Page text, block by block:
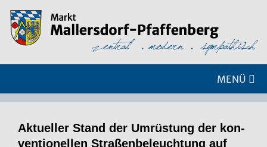
MENÜ
Ak­tu­el­ler Stand der Um­rüs­tung der kon­
ven­ti­o­nel­len Stra­ßen­be­leuch­tung auf